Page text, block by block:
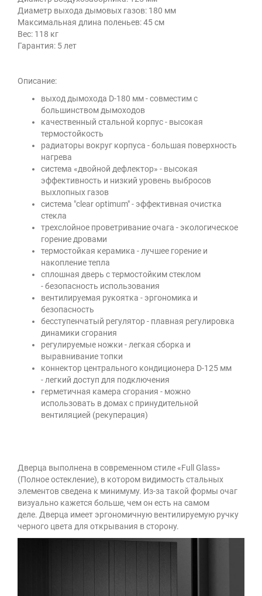
Диаметр выхода дымовых газов: 180 мм
Максимальная длина поленьев: 45 см
Вес: 118 кг
Гарантия: 5 лет
Описание:
выход дымохода D-180 мм - совместим с
большинством дымоходов
качественный стальной корпус - высокая
термостойкость
радиаторы вокруг корпуса - большая поверхность
нагрева
система «двойной дефлектор» - высокая
эффективность и низкий уровень выбросов
выхлопных газов
система "clear optimum" - эффективная очистка
стекла
трехслойное проветривание очага - экологическое
горение дровами
термостойкая керамика - лучшее горение и
накопление тепла
сплошная дверь с термостойким стеклом
- безопасность использования
вентилируемая рукоятка - эргономика и
безопасность
бесступенчатый регулятор - плавная регулировка
динамики сгорания
регулируемые ножки - легкая сборка и
выравнивание топки
коннектор центрального кондиционера D-125 мм
- легкий доступ для подключения
герметичная камера сгорания - можно
использовать в домах с принудительной
вентиляцией (рекуперация)
Дверца выполнена в современном стиле «Full Glass»
(Полное остекление), в котором видимость стальных
элементов сведена к минимуму. Из-за такой формы очаг
визуально кажется больше, чем он есть на самом
деле. Дверца имеет эргономичную вентилируемую ручку
черного цвета для открывания в сторону.